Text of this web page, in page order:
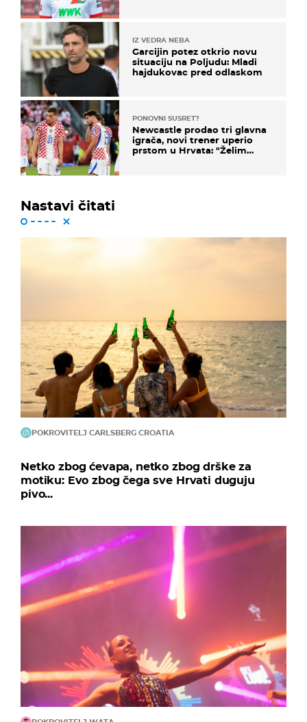
IZ VEDRA NEBA
Garcijin potez otkrio novu
situaciju na Poljudu: Mladi
hajdukovac pred odlaskom
PONOVNI SUSRET?
Newcastle prodao tri glavna
igrača, novi trener uperio
prstom u Hrvata: "Želim
Nastavi čitati
POKROVITELJ CARLSBERG CROATIA
Netko zbog ćevapa, netko zbog drške za
motiku: Evo zbog čega sve Hrvati duguju
pivo...